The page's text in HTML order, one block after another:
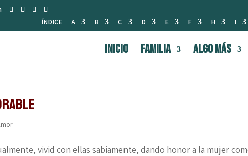
ÍNDICE
A B C D E F H I
INICIO FAMILIA Algo Más
vivid con ellas sabiamente, dando honor a la mujer